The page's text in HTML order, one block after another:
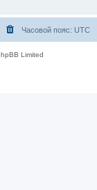
Часовой пояс: UTC
Limited